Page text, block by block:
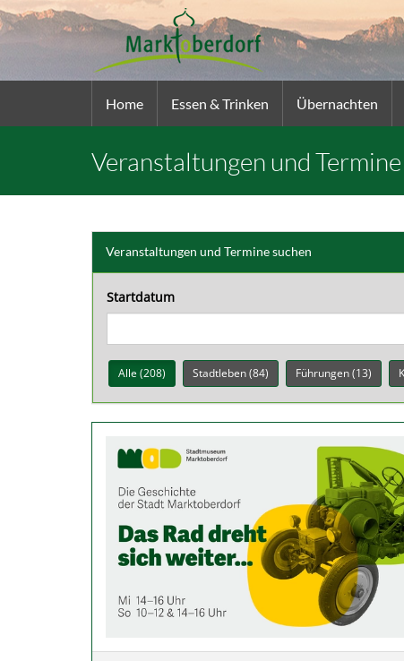
Home Essen & Trinken Übernachten
Veranstaltungen und Termine
Veranstaltungen und Termine suchen
Startdatum
Alle (208) Stadtleben (84) Führungen (13)